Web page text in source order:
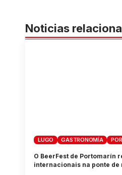
Noticias
LUGO GASTRONOMÍA
O BeerFest de Portomarín
internacionais na ponte de